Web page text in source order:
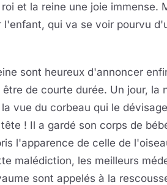
et la reine une joie immense.
qui va se voir pourvu
sont heureux d'annoncer
de courte durée. Un jour, la
vue du corbeau qui le
! Il a gardé son corps de
l'apparence de celle de
malédiction, les meilleurs
sont appelés à la